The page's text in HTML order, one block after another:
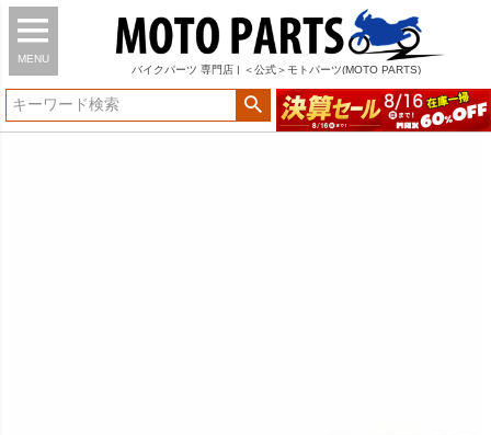
MENU
バイク パーツ 専門店 | ＜公式＞モトパーツ(MOTO PARTS)